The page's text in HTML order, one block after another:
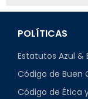
POLÍTICAS
Estatutos Azul &
Código de Buen
Código de Ética